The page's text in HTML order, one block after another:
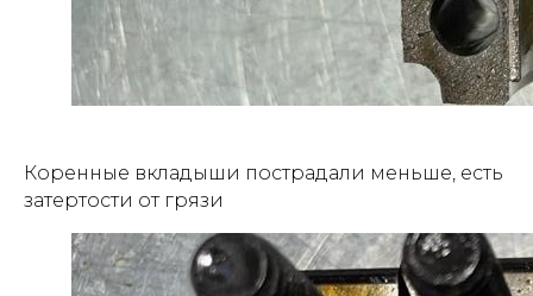
Коренные вкладыши пострадали меньше, есть
затертости от грязи